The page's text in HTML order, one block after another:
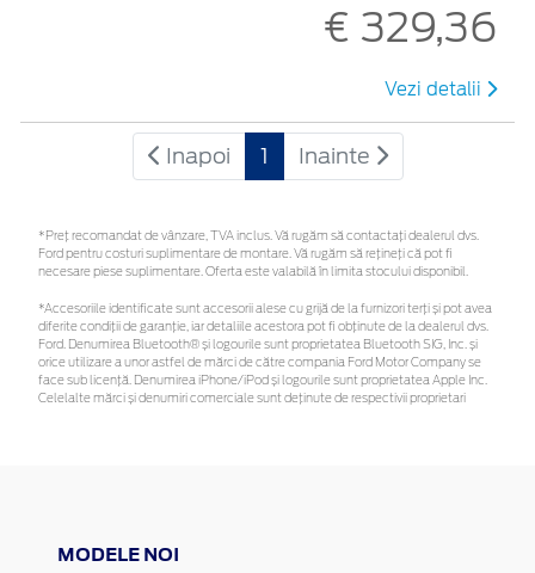
€ 329,36
Vezi detalii
Inapoi 1 Inainte
*Preţ recomandat de vânzare, TVA inclus. Vă rugăm să contactaţi dealerul dvs.
Ford pentru costuri suplimentare de montare. Vă rugăm să rețineți că pot fi
necesare piese suplimentare. Oferta este valabilă în limita stocului disponibil.
*Accesoriile identificate sunt accesorii alese cu grijă de la furnizori terți și pot avea
diferite condiții de garanție, iar detaliile acestora pot fi obținute de la dealerul dvs.
Ford. Denumirea Bluetooth® și logourile sunt proprietatea Bluetooth SIG, Inc. și
orice utilizare a unor astfel de mărci de către compania Ford Motor Company se
face sub licență. Denumirea iPhone/iPod și logourile sunt proprietatea Apple Inc.
Celelalte mărci și denumiri comerciale sunt deținute de respectivii proprietari
MODELE NOI